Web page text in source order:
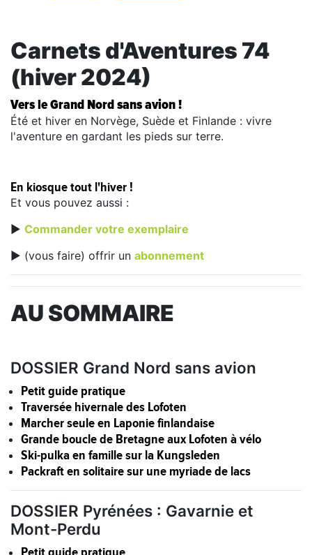
Carnets d'Aventures 74
(hiver 2024)
Vers le Grand Nord sans avion !
Été et hiver en Norvège, Suède et Finlande : vivre
l'aventure en gardant les pieds sur terre.
En kiosque tout l'hiver !
Et vous pouvez aussi :
► Commander votre exemplaire
► (vous faire) offrir un abonnement
AU SOMMAIRE
DOSSIER Grand Nord sans avion
Petit guide pratique
Traversée hivernale des Lofoten
Marcher seule en Laponie finlandaise
Grande boucle de Bretagne aux Lofoten à vélo
Ski-pulka en famille sur la Kungsleden
Packraft en solitaire sur une myriade de lacs
DOSSIER Pyrénées : Gavarnie et
Mont-Perdu